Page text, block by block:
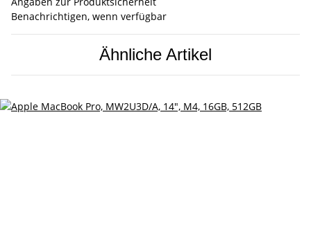
Benachrichtigen, wenn verfügbar
Ähnliche Artikel